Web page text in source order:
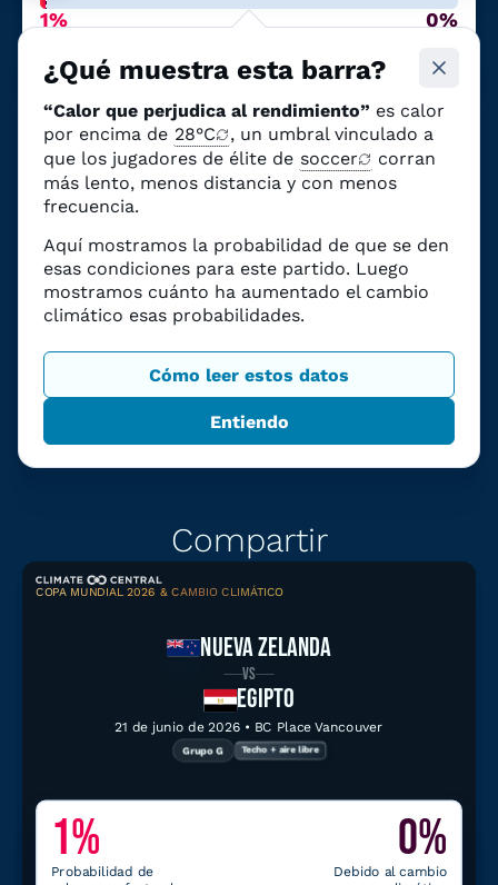
1%
afecte al rendimiento
0%
climático
El partido del 21 de junio en BC Place
Vancouver(Nueva Zelandavs.Egipto )tenía
1% de probabilidad de calor que pueda
impactar al rendimiento.
Esas probabilidades
0 puntos
climático.
La ciencia, explicada
Compartir
COPA MUNDIAL 2026 & CAMBIO CLIMÁTICO
NUEVA ZELANDA
VS
EGIPTO
21 de junio de 2026 • BC Place Vancouver
Grupo G Techo + aire libre
1%
Probabilidad de
0%
Debido al cambio
Ver más datos relacionados
¿Qué muestra esta barra?
“Calor que perjudica al rendimiento” es calor
por encima de 28°C
, un umbral vinculado a
que los jugadores de élite de soccer
corran
más lento, menos distancia y con menos
frecuencia.
Aquí mostramos la probabilidad de que se den
esas condiciones para este partido. Luego
mostramos cuánto ha aumentado el cambio
climático esas probabilidades.
Entiendo
Cómo leer estos datos